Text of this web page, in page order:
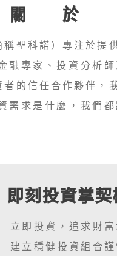
關於
聖科諾）專注於提
融專家、投資分析
的信任合作夥伴，
需求是什麼，我們
即刻投資掌
立即投資，追求財
建立穩健投資組合